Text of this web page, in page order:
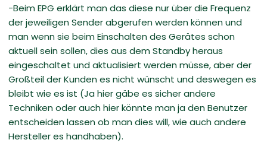
-Beim EPG erklärt man das diese nur über die Frequenz
der jeweiligen Sender abgerufen werden können und
man wenn sie beim Einschalten des Gerätes schon
aktuell sein sollen, dies aus dem Standby heraus
eingeschaltet und aktualisiert werden müsse, aber der
Großteil der Kunden es nicht wünscht und deswegen es
bleibt wie es ist (Ja hier gäbe es sicher andere
Techniken oder auch hier könnte man ja den Benutzer
entscheiden lassen ob man dies will, wie auch andere
Hersteller es handhaben).